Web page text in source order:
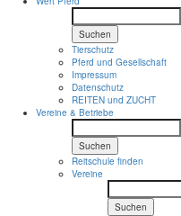
Suchen
Tierschutz
Pferd und Gesellschaft
Impressum
Datenschutz
REITEN und ZUCHT
Vereine & Betriebe
Suchen
Reitschule finden
Vereine
Suchen